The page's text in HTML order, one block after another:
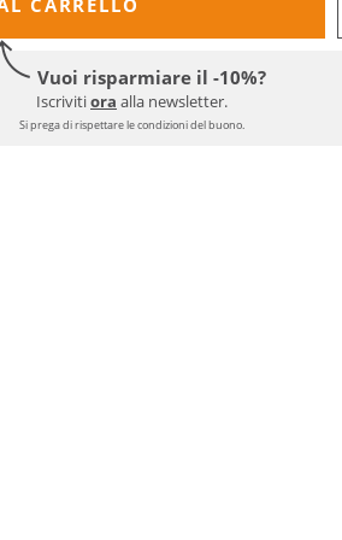
CARRELLO
Vuoi risparmiare il -10%?
Iscrivitiora alla newsletter.
Si prega di rispettare le condizioni del buono.